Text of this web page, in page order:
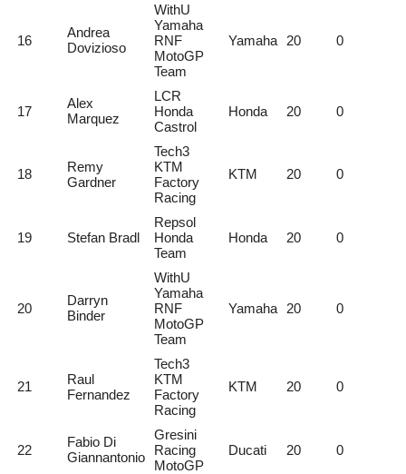
16
Andrea
Dovizioso
WithU
Yamaha
RNF
MotoGP
Team
Yamaha 20 0
17
Alex
Marquez
LCR
Honda
Castrol
Honda 20 0
18
Remy
Gardner
Tech3
KTM
Factory
Racing
KTM 20 0
19 Stefan Bradl
Repsol
Honda
Team
Honda 20 0
20
Darryn
Binder
WithU
Yamaha
RNF
MotoGP
Team
Yamaha 20 0
21
Raul
Fernandez
Tech3
KTM
Factory
Racing
KTM 20 0
22
Fabio Di
Giannantonio
Gresini
Racing
MotoGP
Ducati 20 0